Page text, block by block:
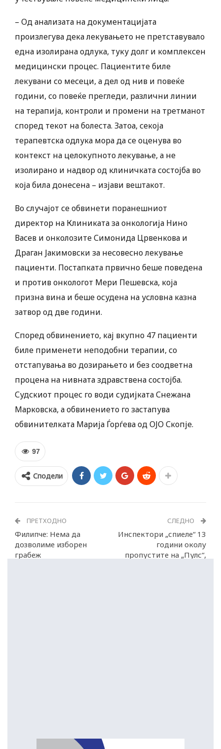
– Од анализата на документацијата
произлегува дека лекувањето не претставувало
една изолирана одлука, туку долг и комплексен
медицински процес. Пациентите биле
лекувани со месеци, а дел од нив и повеќе
години, со повеќе прегледи, различни линии
на терапија, контроли и промени на третманот
според текот на болеста. Затоа, секоја
терапевтска одлука мора да се оценува во
контекст на целокупното лекување, а не
изолирано и надвор од клиничката состојба во
која била донесена – изјави вештакот.
Во случајот се обвинети поранешниот
директор на Клиниката за онкологија Нино
Васев и онколозите Симонида Црвенкова и
Драган Јакимовски за несовесно лекување
пациенти. Постапката првично беше поведена
и против онкологот Мери Пешевска, која
призна вина и беше осудена на условна казна
затвор од две години.
Според обвинението, кај вкупно 47 пациенти
биле применети неподобни терапии, со
отстапувања во дозирањето и без соодветна
процена на нивната здравствена состојба.
Судскиот процес го води судијката Снежана
Марковска, а обвинението го застапува
обвинителката Марија Ѓорѓева од ОЈО Скопје.
97
Сподели
ПРЕТХОДНО
Филипче: Нема да
дозволиме изборен
грабеж
СЛЕДНО
Инспектори „спиеле“ 13
години околу
пропустите на „Пулс“,